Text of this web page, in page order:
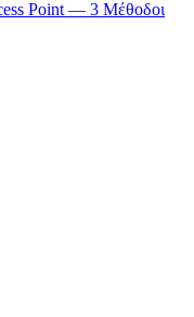
Point — 3 Μέθοδοι